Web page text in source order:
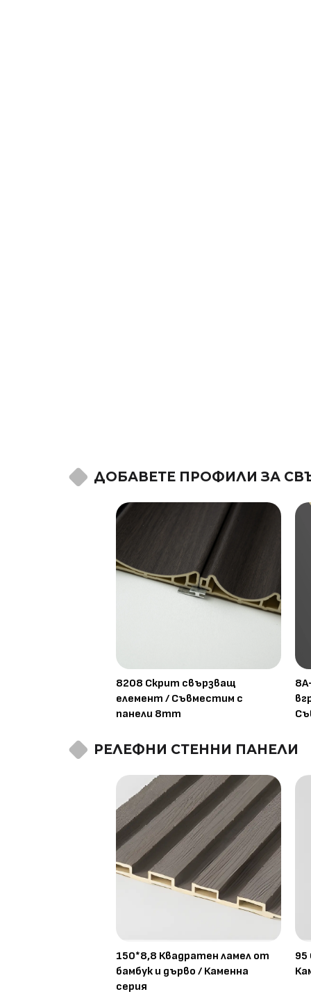
ДОБАВЕТЕ ПРОФИЛИ ЗА
8208 Скрит свързващ
елемент / Съвместим с
панели 8mm
РЕЛЕФНИ СТЕННИ ПАНЕЛИ
150*8,8 Квадратен ламел от
бамбук и дърво / Каменна
серия
95